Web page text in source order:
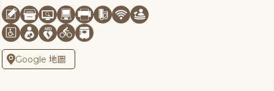
Google 地圖